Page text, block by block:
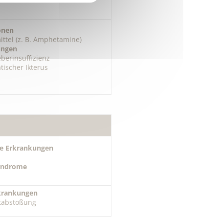
(z. B. Amphetamine)
Ikterus
Erkrankungen